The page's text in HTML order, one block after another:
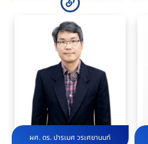
ผศ. ดร. ปารเมศ วรเศยานนท์